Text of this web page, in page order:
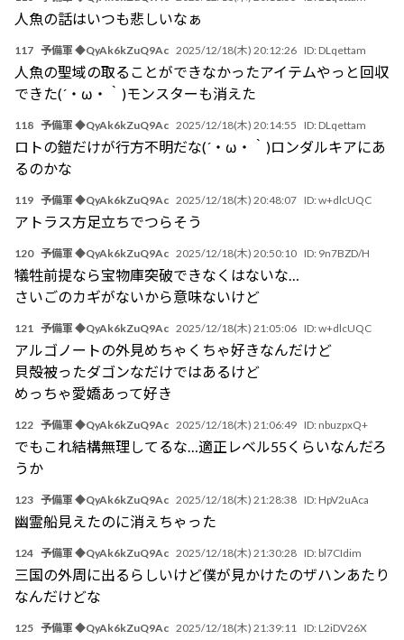
人魚の話はいつも悲しいなぁ
117 予備軍 ◆QyAk6kZuQ9Ac 2025/12/18(木) 20:12:26 ID: DLqettam
人魚の聖域の取ることができなかったアイテムやっと回収
できた(´・ω・｀)モンスターも消えた
118 予備軍 ◆QyAk6kZuQ9Ac 2025/12/18(木) 20:14:55 ID: DLqettam
ロトの鎧だけが行方不明だな(´・ω・｀)ロンダルキアにあ
るのかな
119 予備軍 ◆QyAk6kZuQ9Ac 2025/12/18(木) 20:48:07 ID:w+dlcUQC
アトラス方足立ちでつらそう
120 予備軍 ◆QyAk6kZuQ9Ac 2025/12/18(木) 20:50:10 ID: 9n7BZD/H
犠牲前提なら宝物庫突破できなくはないな…
さいごのカギがないから意味ないけど
121 予備軍 ◆QyAk6kZuQ9Ac 2025/12/18(木) 21:05:06 ID:w+dlcUQC
アルゴノートの外見めちゃくちゃ好きなんだけど
貝殻被ったダゴンなだけではあるけど
めっちゃ愛嬌あって好き
122 予備軍 ◆QyAk6kZuQ9Ac 2025/12/18(木) 21:06:49 ID: nbuzpxQ+
でもこれ結構無理してるな…適正レベル55くらいなんだろ
うか
123 予備軍 ◆QyAk6kZuQ9Ac 2025/12/18(木) 21:28:38 ID: HpV2uAca
幽霊船見えたのに消えちゃった
124 予備軍 ◆QyAk6kZuQ9Ac 2025/12/18(木) 21:30:28 ID: bl7CIdim
三国の外周に出るらしいけど僕が見かけたのザハンあたり
なんだけどな
125 予備軍 ◆QyAk6kZuQ9Ac 2025/12/18(木) 21:39:11 ID: L2iDV26X